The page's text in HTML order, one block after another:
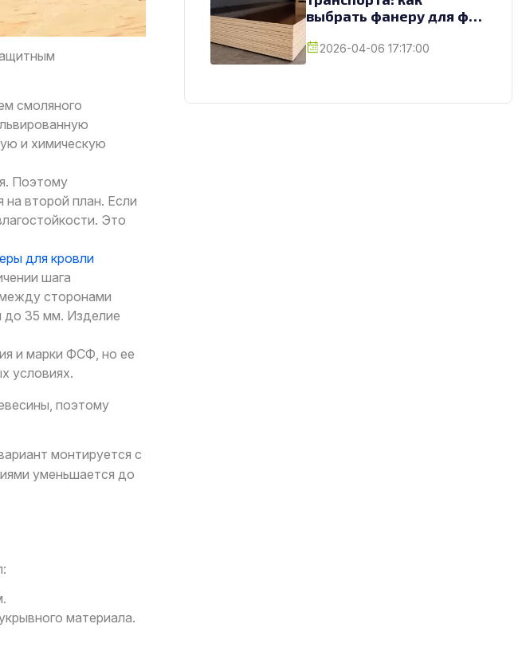
смоляного
и химическую
Поэтому
на второй план. Если
Это
для кровли
шага
сторонами
до 35 мм. Изделие
и марки ФСФ, но ее
условиях.
поэтому
монтируется с
уменьшается до
материала.
выбрать фанеру для фур
2026-04-06 17:17:00